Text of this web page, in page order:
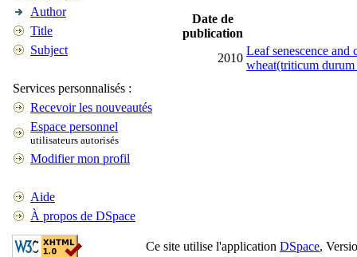
Author
Title
Subject
Services personnalisés :
Recevoir les nouveautés
Espace personnel
utilisateurs autorisés
Modifier mon profil
Aide
À propos de DSpace
Date de
publication
2010
Leaf senescence
wheat(triticum
Ce site utilise l'application DSpace,